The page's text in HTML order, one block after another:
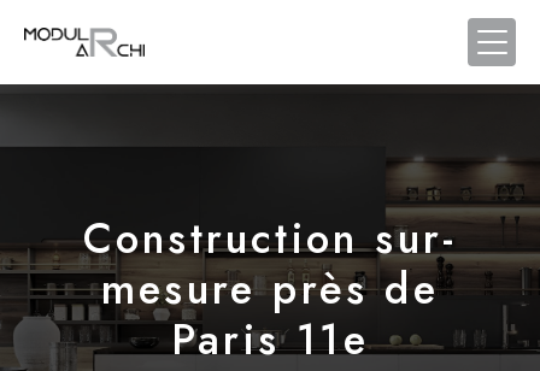
Construction sur-
mesure près de
Paris 11e